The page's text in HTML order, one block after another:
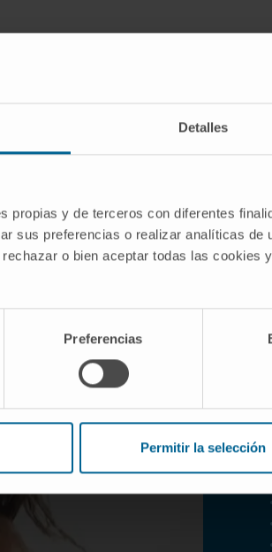
Detalles
propias y de terceros con diferentes
sus preferencias o realizar analíticas de
o bien aceptar todas las cookies
Preferencias
Permitir la selección
de
se organiza en visitas
apoyo de ginecólogos